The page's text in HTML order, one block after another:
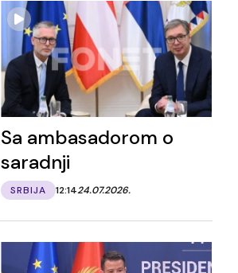
Sa ambasadorom o
saradnji
SRBIJA 12:1424.07.2026.